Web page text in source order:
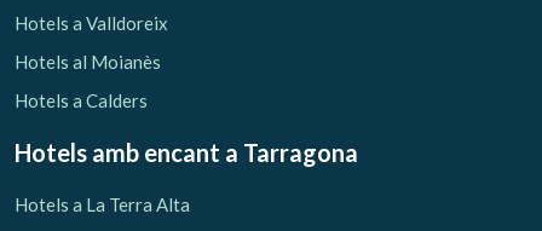
Hotels a Valldoreix
Hotels al Moianès
Hotels a Calders
Hotels amb encant a Tarragona
Hotels a La Terra Alta